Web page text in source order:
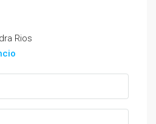
Rios